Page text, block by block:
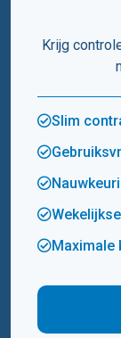
Krijg
Slim
Maximale